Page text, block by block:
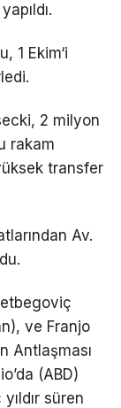
1 Ekim‘i
2 milyon
rakam
transfer
Av.
ve Franjo
Antlaşması
(ABD)
süren